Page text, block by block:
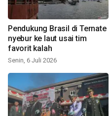
Pendukung Brasil di Ternate
nyebur ke laut usai tim
favorit kalah
Senin, 6 Juli 2026